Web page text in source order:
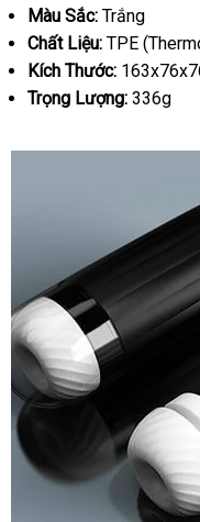
kiện
cho
máy
thủ
SVAKOM
Màu Sắc: Trắng
Chất Liệu: TPE
Kích Thước:
Trọng Lượng: 336g